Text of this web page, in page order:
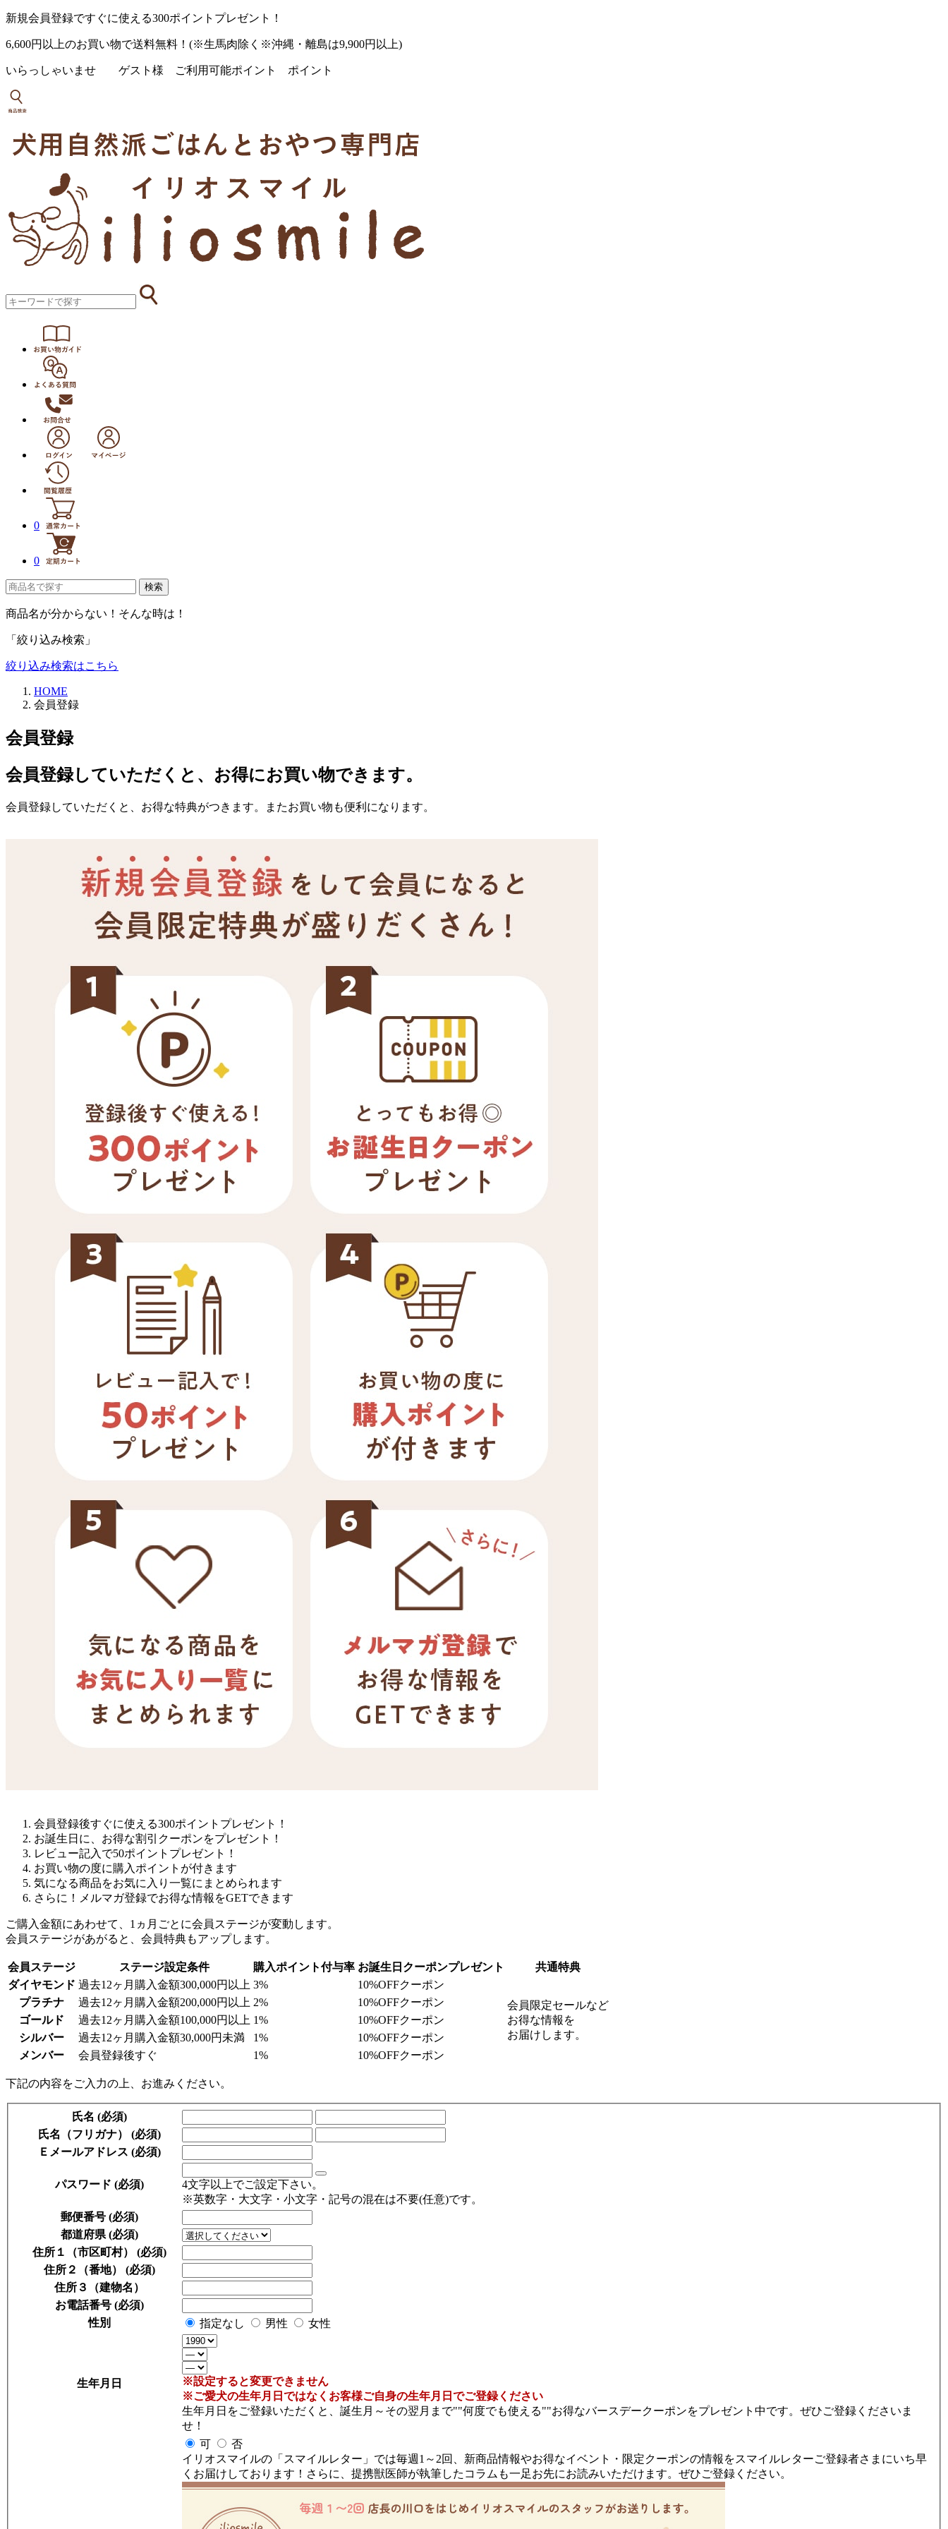
新規会員登録ですぐに使える300ポイントプレゼント！
6,600円以上のお買い物で送料無料！ (※生馬肉除く※沖縄・離島は9,900円以上)
いらっしゃいませ ゲスト様 ご利用可能ポイント ポイント
0
0
検索
商品名が分からない！そんな時は！
「絞り込み検索」
絞り込み検索はこちら
HOME
会員登録
会員登録
会員登録していただくと、お得にお買い物できます。
会員登録していただくと、お得な特典がつきます。またお買い物も便利になります。
会員登録後すぐに使える300ポイントプレゼント！
お誕生日に、お得な割引クーポンをプレゼント！
レビュー記入で50ポイントプレゼント！
お買い物の度に購入ポイントが付きます
気になる商品をお気に入り一覧にまとめられます
さらに！メルマガ登録でお得な情報をGETできます
ご購入金額にあわせて、1ヵ月ごとに会員ステージが変動します。
会員ステージがあがると、会員特典もアップします。
会員ステージ ステージ設定条件 購入ポイント付与率 お誕生日クーポンプレゼント
共通特典
ダイヤモンド 過去12ヶ月購入金額300,000円以上 3%
10%OFFクーポン
会員限定セールなど
お得な情報を
お届けします。
プラチナ 過去12ヶ月購入金額200,000円以上 2%
10%OFFクーポン
ゴールド
過去12ヶ月購入金額100,000円以上 1%
10%OFFクーポン
シルバー
過去12ヶ月購入金額30,000円未満 1%
10%OFFクーポン
メンバー
会員登録後すぐ 1% 10%OFFクーポン
下記の内容をご入力の上、お進みください。
氏名 (必須)
氏名（フリガナ） (必須)
Ｅメールアドレス (必須)
パスワード (必須)
4文字以上でご設定下さい。
※英数字・大文字・小文字・記号の混在は不要(任意)です。
郵便番号 (必須)
都道府県 (必須)
住所１（市区町村） (必須)
住所２（番地） (必須)
住所３（建物名）
お電話番号 (必須)
性別
指定なし 男性 女性
生年月日
※設定すると変更できません
※ご愛犬の生年月日ではなくお客様ご自身の生年月日でご登録ください
生年月日をご登録いただくと、誕生月～その翌月まで""何度でも使える""お得なバースデークーポンをプレゼント中です。ぜひご登録くださいま
せ！
可
否
イリオスマイルの「スマイルレター」では毎週1～2回、新商品情報やお得なイベント・限定クーポンの情報をスマイルレターご登録者さまにいち早
くお届けしております！さらに、提携獣医師が執筆したコラムも一足お先にお読みいただけます。ぜひご登録ください。